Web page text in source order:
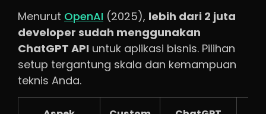
Menurut OpenAI (2025), lebih dari 2 juta
developer sudah menggunakan
ChatGPT API untuk aplikasi bisnis. Pilihan
setup tergantung skala dan kemampuan
teknis Anda.